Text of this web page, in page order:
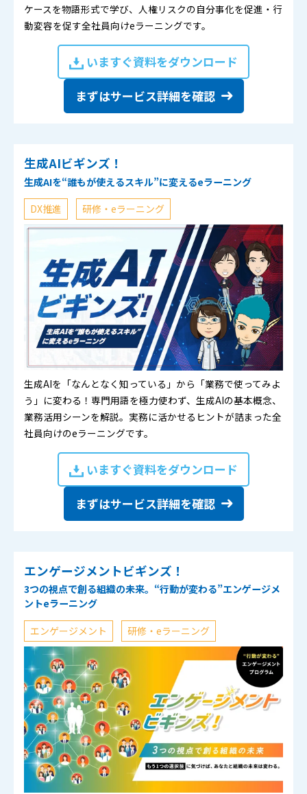
ケースを物語形式で学び、人権リスクの自分事化を促進・行
動変容を促す全社員向けeラーニングです。
いますぐ資料をダウンロード
まずはサービス詳細を確認
生成AIビギンズ！
生成AIを“誰もが使えるスキル”に変えるeラーニング
DX推進
研修・eラーニング
生成AIを「なんとなく知っている」から「業務で使ってみよ
う」に変わる！専門用語を極力使わず、生成AIの基本概念、
業務活用シーンを解説。実務に活かせるヒントが詰まった全
社員向けのeラーニングです。
いますぐ資料をダウンロード
まずはサービス詳細を確認
エンゲージメントビギンズ！
3つの視点で創る組織の未来。“行動が変わる”エンゲージメ
ントeラーニング
エンゲージメント
研修・eラーニング